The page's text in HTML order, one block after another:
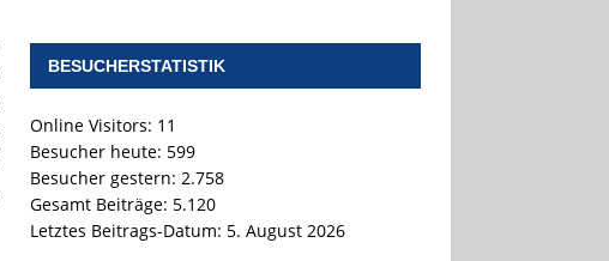
BESUCHERSTATISTIK
Online Visitors: 11
Besucher heute: 599
Besucher gestern: 2.758
Gesamt Beiträge: 5.120
Letztes Beitrags-Datum: 5. August 2026